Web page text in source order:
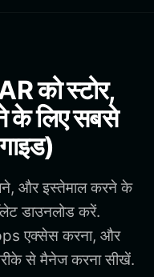
को स्टोर,
के लिए सबसे
और इस्तेमाल करने के
डाउनलोड करें.
एक्सेस करना, और
से मैनेज करना सीखें.